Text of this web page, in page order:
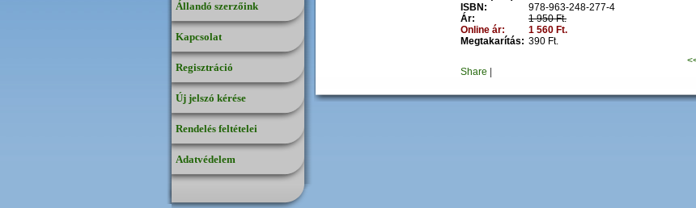
Állandó szerzőink
Kapcsolat
Regisztráció
Új jelszó kérése
Rendelés feltételei
Adatvédelem
ISBN:
978-963-248-277-4
Ár:
1 950 Ft.
Online ár:
1 560 Ft.
Megtakarítás: 390 Ft.
Share